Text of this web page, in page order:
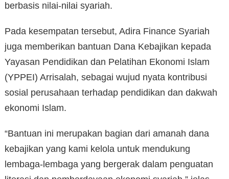
berbasis nilai-nilai syariah.
Pada kesempatan tersebut, Adira Finance Syariah
juga memberikan bantuan Dana Kebajikan kepada
Yayasan Pendidikan dan Pelatihan Ekonomi Islam
(YPPEI) Arrisalah, sebagai wujud nyata kontribusi
sosial perusahaan terhadap pendidikan dan dakwah
ekonomi Islam.
“Bantuan ini merupakan bagian dari amanah dana
kebajikan yang kami kelola untuk mendukung
lembaga-lembaga yang bergerak dalam penguatan